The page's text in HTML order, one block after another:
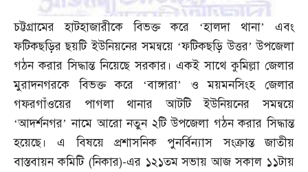
চট্টগ্রামের হাটহাজারীকে বিভক্ত করে ‘হালদা থানা’ এবং
ফটিকছড়ির ছয়টি ইউনিয়নের সমন্বয়ে ‘ফটিকছড়ি উত্তর’ উপজেলা
গঠন করার সিদ্ধান্ত নিয়েছে সরকার। একই সাথে কুমিল্লা জেলার
মুরাদনগরকে বিভক্ত করে ‘বাঙ্গারা’ ও ময়মনসিংহ জেলার
গফরগাঁওয়ের পাগলা থানার আটটি ইউনিয়নের সমন্বয়ে
‘আদর্শনগর’ নামে আরো নতুন ২টি উপজেলা গঠন করার সিদ্ধান্ত
হয়েছে। এ বিষয়ে প্রশাসনিক পুনর্বিন্যাস সংক্রান্ত জাতীয়
বাস্তবায়ন কমিটি (নিকার)-এর ১২১তম সভায় আজ সকাল ১১টায়